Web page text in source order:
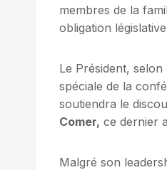
membres de la
obligation
Le Président,
spéciale de la
soutiendra le
Comer, ce dernier
Malgré son